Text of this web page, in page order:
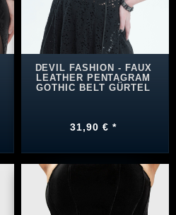
DEVIL FASHION - FAUX
LEATHER PENTAGRAM
GOTHIC BELT GÜRTEL
31,90 € *